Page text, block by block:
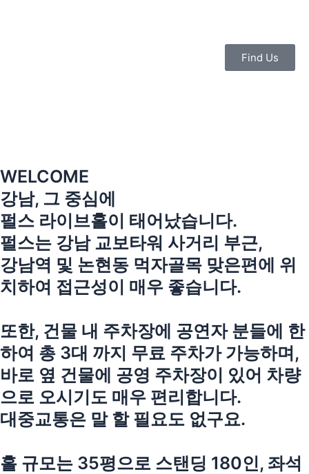
Find Us
WELCOME
강남, 그 중심에
펄스 라이브홀이 태어났습니다.
펄스는 강남 교보타워 사거리 부근,
강남역 및 논현동 먹자골목 맞은편에 위
치하여 접근성이 매우 좋습니다.
또한, 건물 내 주차장에 공연자 분들에 한
하여 총 3대 까지 무료 주차가 가능하며,
바로 옆 건물에 공영 주차장이 있어 차량
으로 오시기도 매우 편리합니다.
대중교통은 말 할 필요도 없구요.
홀 규모는 35평으로 스탠딩 180인, 좌석